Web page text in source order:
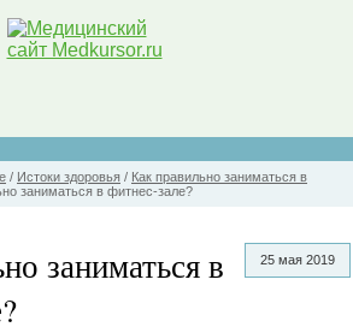
/ Истоки здоровья / Как правильно заниматься в
заниматься в фитнес-зале?
25 мая 2019
заниматься в